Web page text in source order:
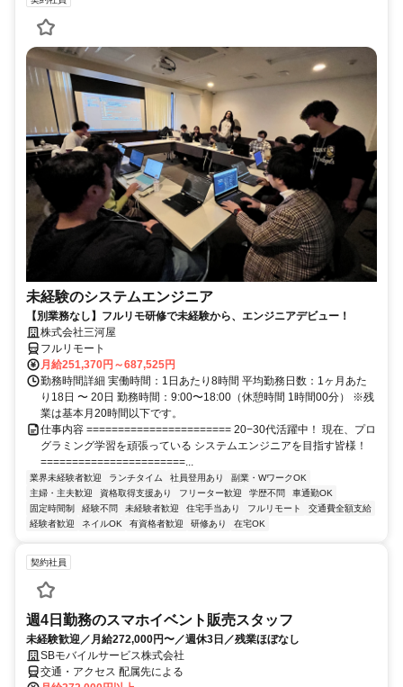
未経験のシステムエンジニア
【別業務なし】フルリモ研修で未経験から、エンジニアデビュー！
株式会社三河屋
フルリモート
月給251,370円～687,525円
勤務時間詳細 実働時間：1日あたり8時間 平均勤務日数：1ヶ月あた
り18日 〜 20日 勤務時間：9:00〜18:00（休憩時間 1時間00分） ※残
業は基本月20時間以下です。
仕事内容 ======================= 20−30代活躍中！ 現在、プロ
グラミング学習を頑張っている システムエンジニアを目指す皆様！
=======================...
業界未経験者歓迎 ランチタイム 社員登用あり
副業・WワークOK
主婦・主夫歓迎
資格取得支援あり フリーター歓迎 学歴不問
車通勤OK
固定時間制
経験不問 未経験者歓迎 住宅手当あり フルリモート
交通費全額支給
経験者歓迎
ネイルOK 有資格者歓迎 研修あり 在宅OK
契約社員
週4日勤務のスマホイベント販売スタッフ
未経験歓迎／月給272,000円〜／週休3日／残業ほぼなし
SBモバイルサービス株式会社
交通・アクセス 配属先による